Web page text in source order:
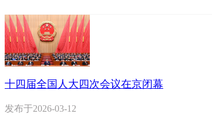
十四届全国人大四次会议在京闭幕
发布于2026-03-12